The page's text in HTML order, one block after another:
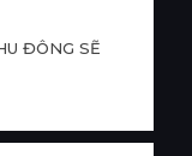
ĐÔNG SẼ